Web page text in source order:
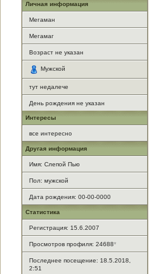
Личная информация
Мегаман
Мегамаг
Возраст не указан
Мужской
тут недалече
День рождения не указан
Интересы
все интересно
Другая информация
Имя: Слепой Пью
Пол: мужской
Дата рождения: 00-00-0000
Статистика
Регистрация: 15.6.2007
Просмотров профиля: 24688*
Последнее посещение: 18.5.2018,
2:51